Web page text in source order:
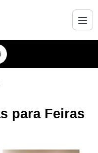
para Feiras